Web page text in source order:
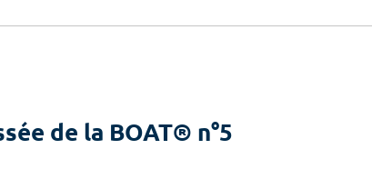
de la BOAT® n°5